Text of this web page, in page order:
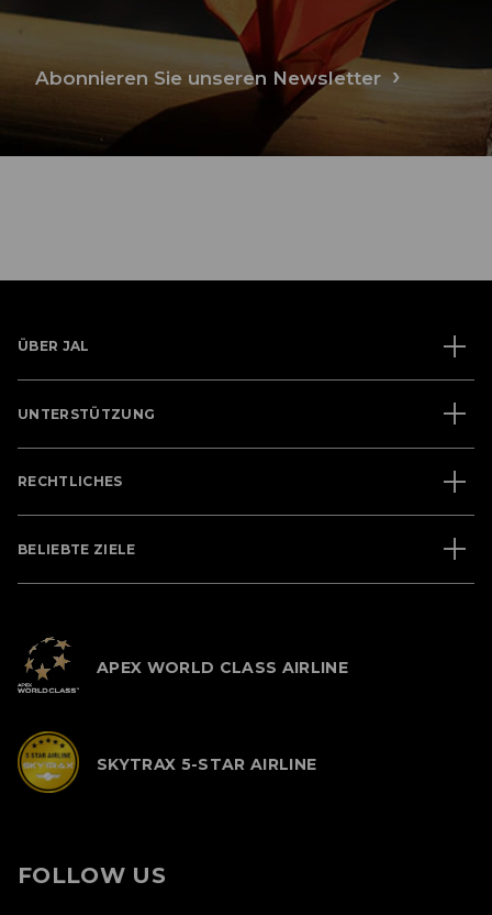
Abonnieren Sie unseren Newsletter
ÜBER JAL
UNTERSTÜTZUNG
RECHTLICHES
BELIEBTE ZIELE
APEX WORLD CLASS AIRLINE
SKYTRAX 5-STAR AIRLINE
FOLLOW US